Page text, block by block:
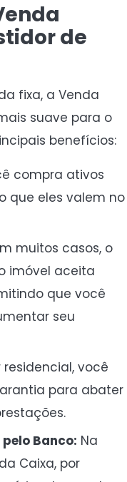
de
fixa, a Venda
suave para o
benefícios:
compra ativos
que eles valem no
muitos casos, o
imóvel aceita
que você
seu
residencial, você
para abater
Banco: Na
Caixa, por